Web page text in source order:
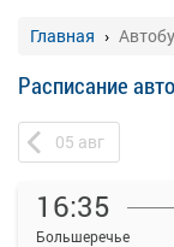
Главная
Расписание
05 авг
16:35
Большеречье